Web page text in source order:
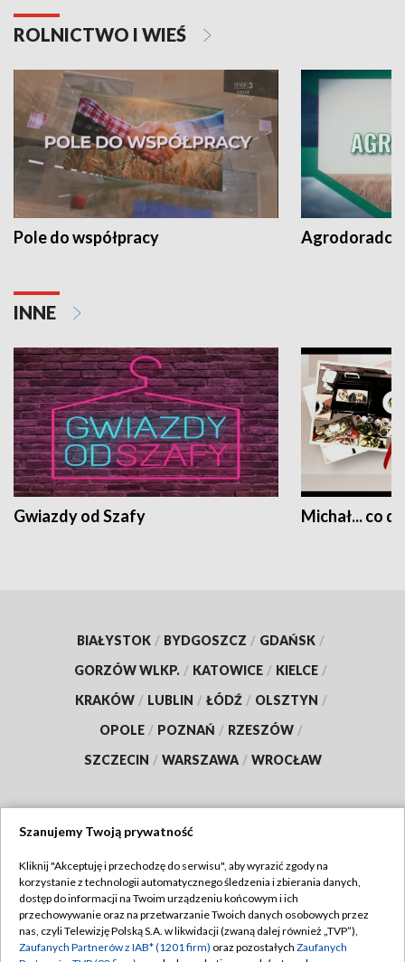
ROLNICTWO I WIEŚ
Pole do współpracy Agrodoradcy
INNE
Gwiazdy od Szafy Michał... co
BIAŁYSTOK / BYDGOSZCZ / GDAŃSK /
GORZÓW WLKP. / KATOWICE / KIELCE /
KRAKÓW / LUBLIN / ŁÓDŹ / OLSZTYN /
OPOLE / POZNAŃ / RZESZÓW /
SZCZECIN / WARSZAWA / WROCŁAW
TVP
Abonament TVP
Emisja w TVP
Regulamin TVP
Polityka prywatności
Szanujemy Twoją prywatność
Kliknij "Akceptuję i przechodzę do serwisu", aby wyrazić zgody na
korzystanie z technologii automatycznego śledzenia i zbierania danych,
dostęp do informacji na Twoim urządzeniu końcowym i ich
przechowywanie oraz na przetwarzanie Twoich danych osobowych przez
nas, czyli Telewizję Polską S.A. w likwidacji (zwaną dalej również „TVP”),
Zaufanych Partnerów z IAB* (1201 firm) oraz pozostałych Zaufanych